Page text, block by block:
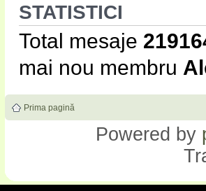
STATISTICI
Total mesaje
mai nou membru
Prima pagină
Powered by